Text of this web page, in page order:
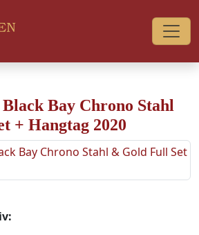
Bay Chrono Stahl
+ Hangtag 2020